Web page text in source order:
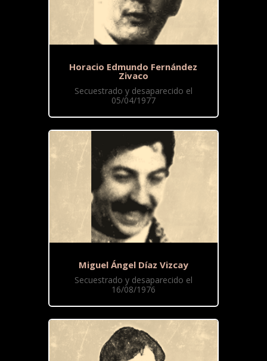
Horacio Edmundo Fernández
Zivaco
Secuestrado y desaparecido el
05/04/1977
Miguel Ángel Díaz Vizcay
Secuestrado y desaparecido el
16/08/1976